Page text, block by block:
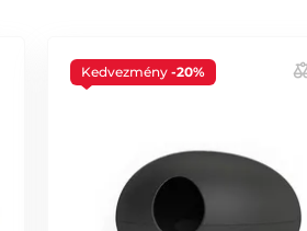
Kedvezmény -20%